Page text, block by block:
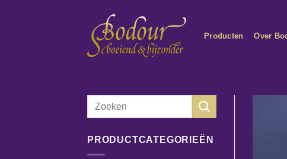
Producten Over
Zoeken
PRODUCTCATEGORIEËN